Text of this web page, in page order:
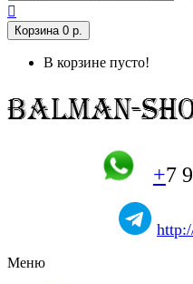
Корзина 0 р.
В корзине пусто!
+7
Меню